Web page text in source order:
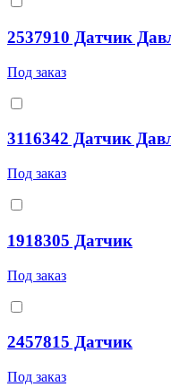
2537910 Датчик
Под заказ
3116342 Датчик
Под заказ
1918305 Датчик
Под заказ
2457815 Датчик
Под заказ